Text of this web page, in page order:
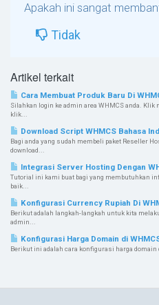
Apakah ini sangat
Tidak
Artikel terkait
Cara Membuat Produk Baru Di
Silahkan login ke admin area WHMCS anda.
klik...
Download Script WHMCS Bahasa
Bagi anda yang sudah membeli paket Reseller
download...
Integrasi Server Hosting Dengan
Tutorial ini kami buat bagi yang membutuhkan
baik...
Konfigurasi Currency Rupiah Di
Berikut adalah langkah-langkah untuk kita
admin...
Konfigurasi Harga Domain di
Berikut ini adalah cara konfigurasi harga domain